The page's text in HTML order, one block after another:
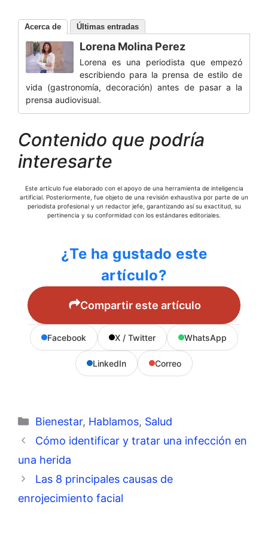
Acerca de Últimas entradas
Lorena Molina Perez
Lorena es una periodista que empezó
escribiendo para la prensa de estilo de
vida (gastronomía, decoración) antes de pasar a la
prensa audiovisual.
Contenido que podría
interesarte
Este artículo fue elaborado con el apoyo de una herramienta de inteligencia
artificial. Posteriormente, fue objeto de una revisión exhaustiva por parte de un
periodista profesional y un redactor jefe, garantizando así su exactitud, su
pertinencia y su conformidad con los estándares editoriales.
¿Te ha gustado este
artículo?
Compartir este artículo
Facebook X / Twitter WhatsApp
LinkedIn Correo
Categorías
Bienestar, Hablamos, Salud
Cómo identificar y tratar una infección en
una herida
Las 8 principales causas de
enrojecimiento facial